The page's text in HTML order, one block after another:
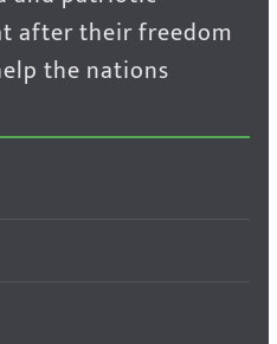
after their freedom
the nations